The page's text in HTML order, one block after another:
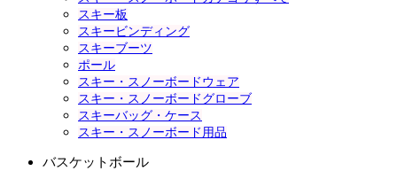
スキー板
スキービンディング
スキーブーツ
ポール
スキー・スノーボードウェア
スキー・スノーボードグローブ
スキーバッグ・ケース
スキー・スノーボード用品
バスケットボール